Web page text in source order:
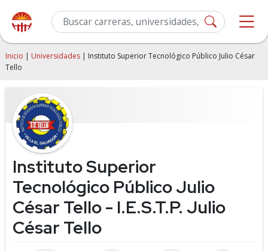
Inicio | Universidades | Instituto Superior Tecnológico Público Julio César
Tello
Instituto Superior
Tecnológico Público Julio
César Tello - I.E.S.T.P. Julio
César Tello